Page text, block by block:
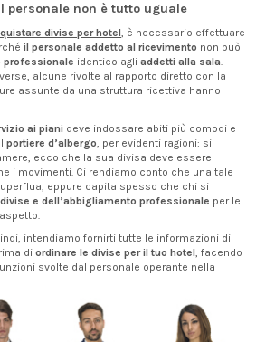
personale non è tutto uguale
divise per hotel, è necessario effettuare
il personale addetto al ricevimento non può
professionale identico agli addetti alla sala.
alcune rivolte al rapporto diretto con la
assunte da una struttura ricettiva hanno
ai piani deve indossare abiti più comodi e
portiere d’albergo , per evidenti ragioni: si
ecco che la sua divisa deve essere
i movimenti. Ci rendiamo conto che una tale
eppure capita spesso che chi si
e dell’abbigliamento professionale per le
intendiamo fornirti tutte le informazioni di
di ordinare le divise per il tuo hotel, facendo
svolte dal personale operante nella